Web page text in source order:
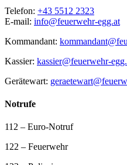
Telefon: +43 5512 2323
E-mail: info@feuerwehr-egg.at
Kommandant:
Kassier: kassier@feuerwehr-
Gerätewart:
Notrufe
112 – Euro-Notruf
122 – Feuerwehr